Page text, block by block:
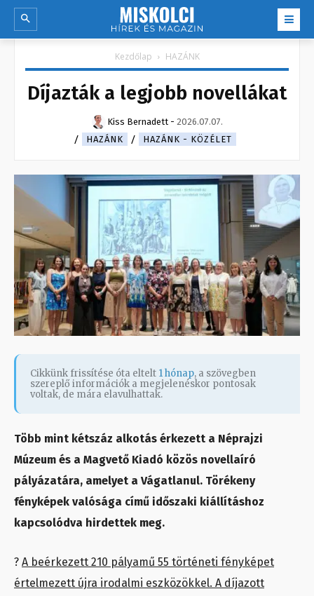
Kezdőlap HAZÁNK
Díjazták a legjobb novellákat
Kiss Bernadett - 2026.07.07.
HAZÁNK
HAZÁNK - KÖZÉLET
Cikkünk frissítése óta eltelt 1 hónap, a szövegben
szereplő információk a megjelenéskor pontosak
voltak, de mára elavulhattak.
Több mint kétszáz alkotás érkezett a Néprajzi
Múzeum és a Magvető Kiadó közös novellaíró
pályázatára, amelyet a Vágatlanul. Törékeny
fényképek valósága című időszaki kiállításhoz
kapcsolódva hirdettek meg.
? A beérkezett 210 pályamű 55 történeti fényképet
értelmezett újra irodalmi eszközökkel. A díjazott